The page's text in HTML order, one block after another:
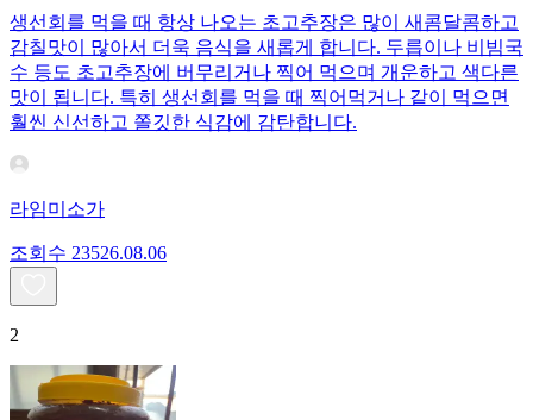
생선회를 먹을 때 항상 나오는 초고추장은 많이 새콤달콤하고
감칠맛이 많아서 더욱 음식을 새롭게 합니다. 두릅이나 비빔국
수 등도 초고추장에 버무리거나 찍어 먹으며 개운하고 색다른
맛이 됩니다. 특히 생선회를 먹을 때 찍어먹거나 같이 먹으면
훨씬 신선하고 쫄깃한 식감에 감탄합니다.
라임미소가
조회수 23526.08.06
2